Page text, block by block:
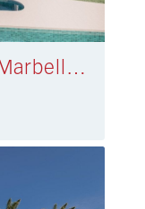
Duplex appartement Marbella East € 740.000,-